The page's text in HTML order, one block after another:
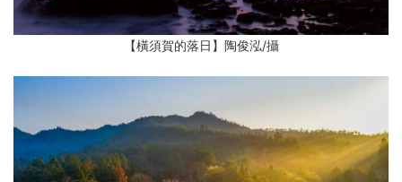
【橫須賀的落日】陶俊泓/攝